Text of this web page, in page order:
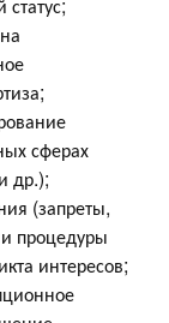
сферах
др.);
(запреты,
процедуры
интересов;